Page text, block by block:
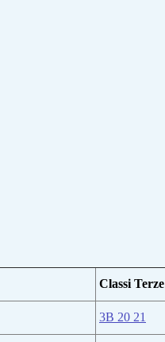
Classi Terze
3B 20 21